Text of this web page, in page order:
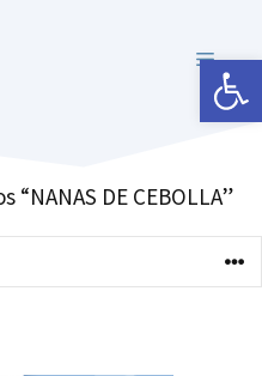
Abrir
MENÚ
DE CEBOLLA”